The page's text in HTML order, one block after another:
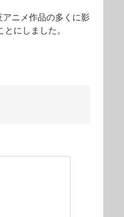
ニメ作品の多くに影
にしました。